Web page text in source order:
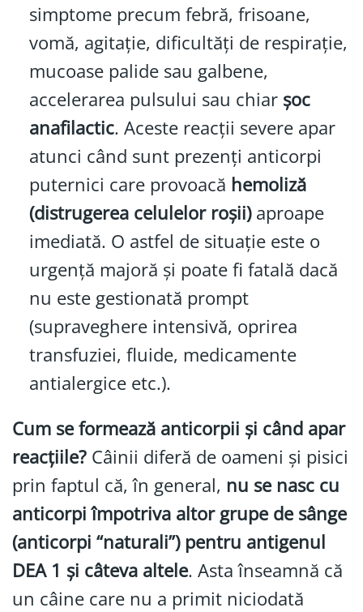
simptome precum febră, frisoane,
vomă, agitație, dificultăți de respirație,
mucoase palide sau galbene,
accelerarea pulsului sau chiar șoc
anafilactic. Aceste reacții severe apar
atunci când sunt prezenți anticorpi
puternici care provoacă hemoliză
(distrugerea celulelor roșii)aproape
imediată. O astfel de situație este o
urgență majoră și poate fi fatală dacă
nu este gestionată prompt
(supraveghere intensivă, oprirea
transfuziei, fluide, medicamente
antialergice etc.).
Cum se formează anticorpii și când apar
reacțiile? Câinii diferă de oameni și pisici
prin faptul că, în general, nu se nasc cu
anticorpi împotriva altor grupe de sânge
(anticorpi “naturali”) pentru antigenul
DEA 1 și câteva altele. Asta înseamnă că
un câine care nu a primit niciodată